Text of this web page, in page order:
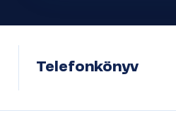
Telefonkönyv